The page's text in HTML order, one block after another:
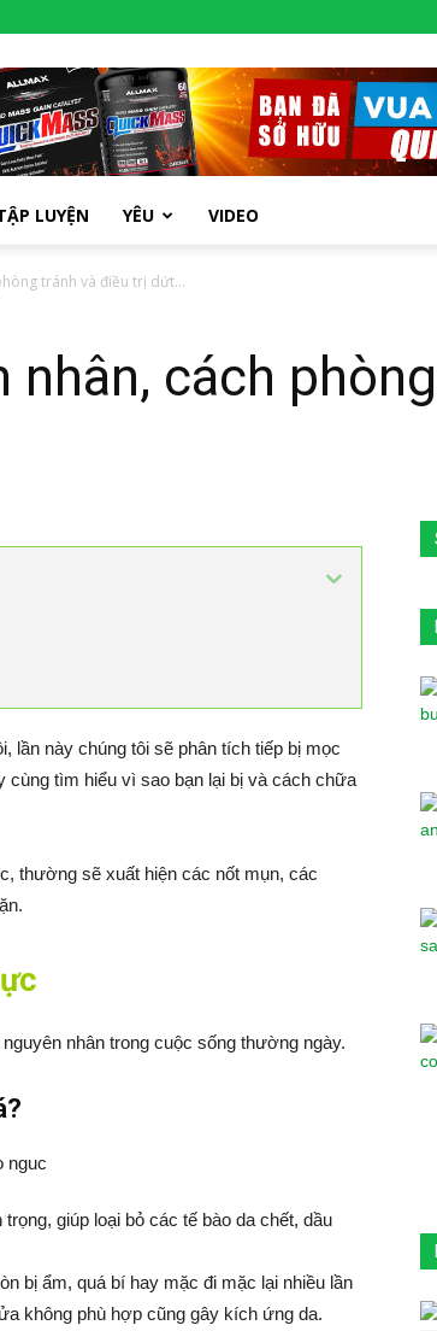
LUYỆN YÊU VIDEO
tránh và điều trị dứt...
cách
lần này chúng tôi sẽ phân tích tiếp bị mọc
tìm hiểu vì sao bạn lại bị và cách chữa
thường sẽ xuất hiện các nốt mụn, các
nhân trong cuộc sống thường ngày.
giúp loại bỏ các tế bào da chết, dầu
bị ẩm, quá bí hay mặc đi mặc lại nhiều lần
không phù hợp cũng gây kích ứng da.